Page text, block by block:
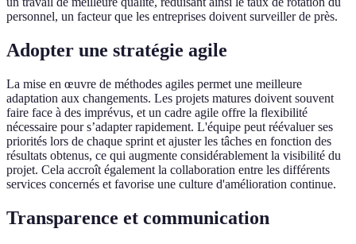
personnel, un facteur que les entreprises doivent surveiller de près.
Adopter une stratégie agile
La mise en œuvre de méthodes agiles permet une meilleure
adaptation aux changements. Les projets matures doivent souvent
faire face à des imprévus, et un cadre agile offre la flexibilité
nécessaire pour s’adapter rapidement. L'équipe peut réévaluer ses
priorités lors de chaque sprint et ajuster les tâches en fonction des
résultats obtenus, ce qui augmente considérablement la visibilité du
projet. Cela accroît également la collaboration entre les différents
services concernés et favorise une culture d'amélioration continue.
Transparence et communication